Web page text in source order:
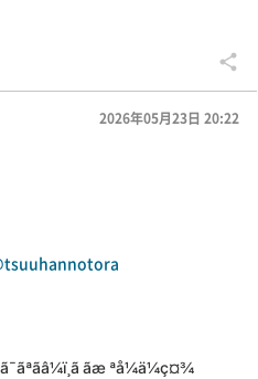
2026年05月23日 20:22
ãæ ªå¼ä¼ç¤¾